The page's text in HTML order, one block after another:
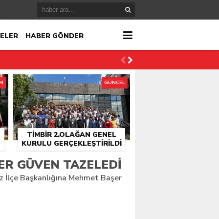
HABER GÖNDER
TİMBİR 2.OLAĞAN GENEL
KURULU GERÇEKLEŞTIRILDI
GÜNCEL
GÜVEN TAZELEDI
Başkanlığına Mehmet Başer